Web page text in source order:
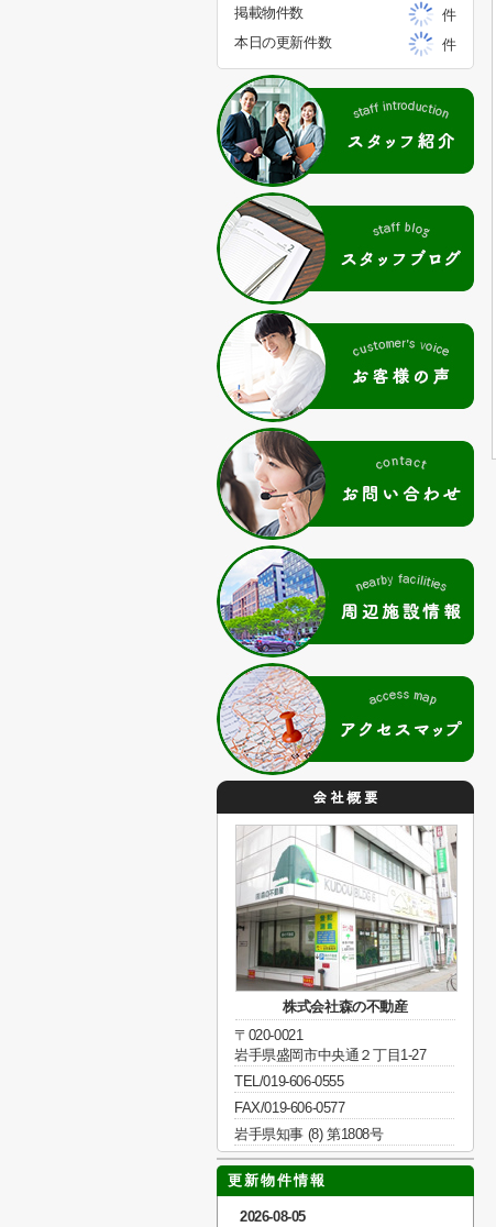
掲載物件数
件
本日の更新件数
件
株式会社森の不動産
〒020-0021
岩手県盛岡市中央通２丁目1-27
TEL/019-606-0555
FAX/019-606-0577
岩手県知事 (8) 第1808号
更新物件情報
2026-08-05